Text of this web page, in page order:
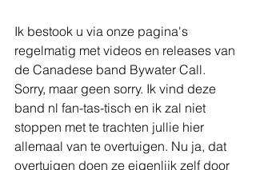
Ik bestook u via onze pagina's
regelmatig met videos en releases van
de Canadese band Bywater Call.
Sorry, maar geen sorry. Ik vind deze
band nl fan-tas-tisch en ik zal niet
stoppen met te trachten jullie hier
allemaal van te overtuigen. Nu ja, dat
overtuigen doen ze eigenlijk zelf door